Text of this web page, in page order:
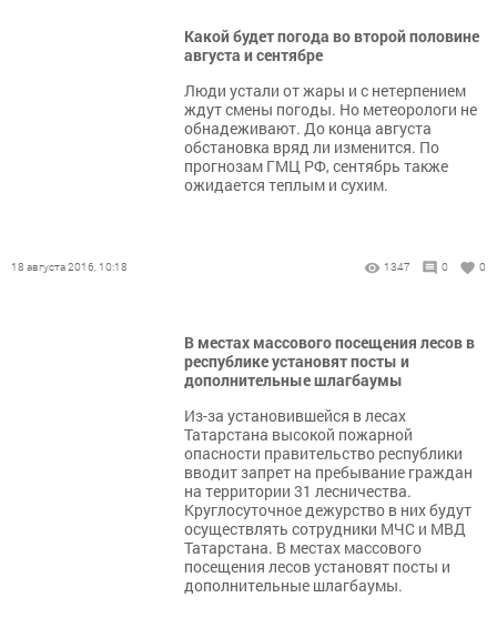
Какой будет погода во второй половине
августа и сентябре
Люди устали от жары и с нетерпением
ждут смены погоды. Но метеорологи не
обнадеживают. До конца августа
обстановка вряд ли изменится. По
прогнозам ГМЦ РФ, сентябрь также
ожидается теплым и сухим.
18 августа 2016, 10:18 1347 0 0
В местах массового посещения лесов в
республике установят посты и
дополнительные шлагбаумы
Из-за установившейся в лесах
Татарстана высокой пожарной
опасности правительство республики
вводит запрет на пребывание граждан
на территории 31 лесничества.
Круглосуточное дежурство в них будут
осуществлять сотрудники МЧС и МВД
Татарстана. В местах массового
посещения лесов установят посты и
дополнительные шлагбаумы.